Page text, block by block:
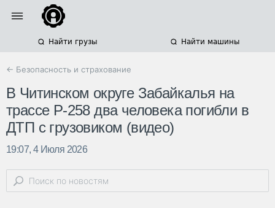
Найти грузы Найти машины
← Безопасность и страхование
В Читинском округе Забайкалья на
трассе Р-258 два человека погибли в
ДТП с грузовиком (видео)
19:07, 4 Июля 2026